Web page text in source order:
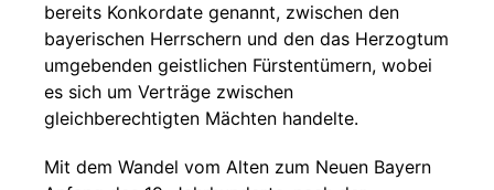
bereits Konkordate genannt, zwischen den
bayerischen Herrschern und den das Herzogtum
umgebenden geistlichen Fürstentümern, wobei
es sich um Verträge zwischen
gleichberechtigten Mächten handelte.
Mit dem Wandel vom Alten zum Neuen Bayern